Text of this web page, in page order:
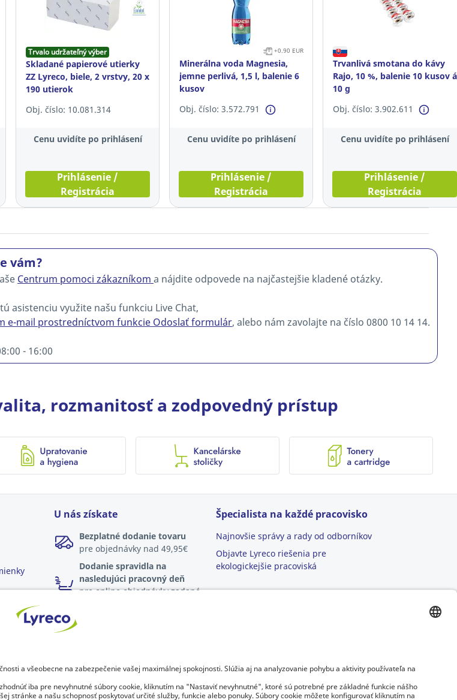
Trvalo udržateľný výber
Skladané papierové utierky
ZZ Lyreco, biele, 2 vrstvy, 20 x
190 utierok
Obj. číslo: 10.081.314
Cenu uvidíte po prihlásení
Prihlásenie /
Registrácia
+0.90 EUR
Minerálna voda Magnesia,
jemne perlivá, 1,5 l, balenie 6
kusov
Obj. číslo: 3.572.791
Cenu uvidíte po prihlásení
Prihlásenie /
Registrácia
Trvanlivá smotana do kávy
Rajo, 10 %, balenie 10 kusov á
10 g
Obj. číslo: 3.902.611
Cenu uvidíte po prihlásení
Prihlásenie /
Registrácia
vám?
Centrum pomoci zákazníkom a nájdite odpovede na najčastejšie kladené otázky.
asistenciu využite našu funkciu Live Chat,
e-mail prostredníctvom funkcie Odoslať formulár, alebo nám zavolajte na číslo 0800 10 14 14.
- 16:00
rozmanitosť a zodpovedný prístup
U nás získate
Bezplatné dodanie tovaru
pre objednávky nad 49,95€
Dodanie spravidla na
nasledujúci pracovný deň
pre online objednávky zadané
Špecialista na každé pracovisko
Najnovšie správy a rady od odborníkov
Objavte Lyreco riešenia pre
ekologickejšie pracoviská